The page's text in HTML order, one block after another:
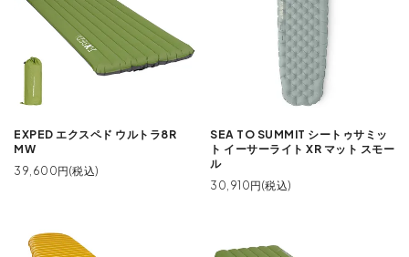
EXPED エクスペド ウルトラ8R
MW
39,600円(税込)
SEA TO SUMMIT シートゥサミッ
ト イーサーライト XR マット スモー
ル
30,910円(税込)